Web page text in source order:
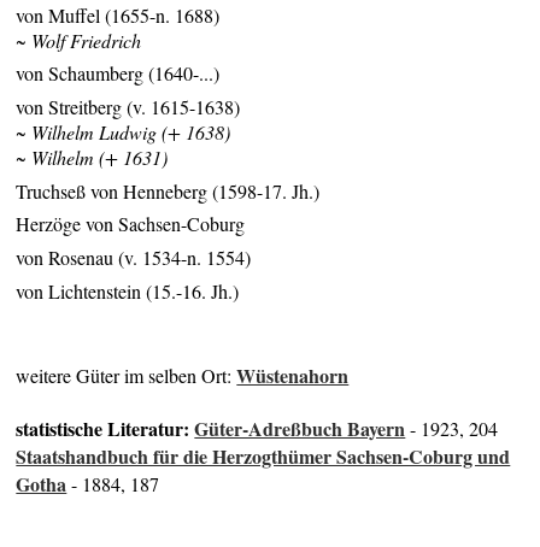
von Muffel (1655-n. 1688)
~ Wolf Friedrich
von Schaumberg (1640-...)
von Streitberg (v. 1615-1638)
~ Wilhelm Ludwig (+ 1638)
~ Wilhelm (+ 1631)
Truchseß von Henneberg (1598-17. Jh.)
Herzöge von Sachsen-Coburg
von Rosenau (v. 1534-n. 1554)
von Lichtenstein (15.-16. Jh.)
weitere Güter im selben Ort:Wüstenahorn
statistische Literatur:Güter-Adreßbuch Bayern- 1923, 204
Staatshandbuch für die Herzogthümer Sachsen-Coburg und
Gotha- 1884, 187